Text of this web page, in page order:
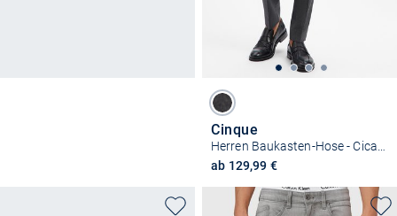
Cinque
Herren Baukasten-Hose - Cicastello-H
ab 129,99 €